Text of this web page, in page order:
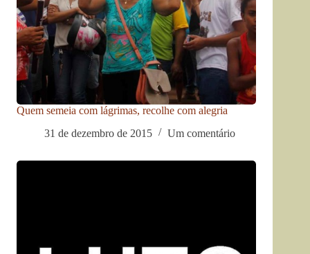
Quem semeia com lágrimas, recolhe com alegria
31 de dezembro de 2015
Um comentário